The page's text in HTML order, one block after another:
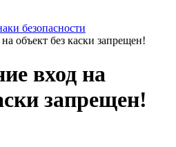
безопасности
объект без каски запрещен!
вход на
запрещен!